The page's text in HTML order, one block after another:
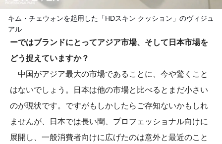
キム・チェウォンを起用した「HDスキン クッション」のヴィジュ
アル
ーではブランドにとってアジア市場、そして日本市場を
どう捉えていますか？
中国がアジア最大の市場であることに、今や驚くこと
はないでしょう。日本は他の市場と比べるとまだ小さい
のが現状です。ですがもしかしたらご存知ないかもしれ
ませんが、日本では長い間、プロフェッショナル向けに
展開し、一般消費者向けに広げたのは意外と最近のこと